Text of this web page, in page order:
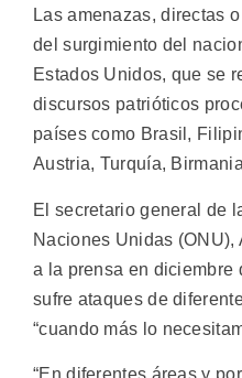
Las amenazas, directas
del surgimiento del
Estados Unidos, que se
discursos patrióticos
países como Brasil,
Austria, Turquía,
El secretario general de
Naciones Unidas (ONU),
a la prensa en diciembre
sufre ataques de
“cuando más lo